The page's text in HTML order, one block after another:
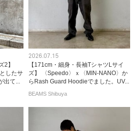
2】
したサ
出て...
2026.07.15
【171cm・細身・長袖TシャツLサイ
ズ】 〈Speedo〉ｘ〈MIN-NANO〉か
らRash Guard Hoodieでました。UV...
BEAMS Shibuya